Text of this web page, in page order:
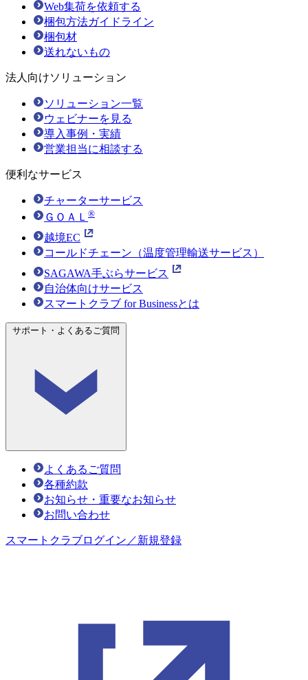
Web集荷を依頼する
梱包方法ガイドライン
梱包材
送れないもの
法人向けソリューション
ソリューション一覧
ウェビナーを見る
導入事例・実績
営業担当に相談する
便利なサービス
チャーターサービス
ＧＯＡＬ ®
越境EC
コールドチェーン（温度管理輸送サービス）
SAGAWA手ぶらサービス
自治体向けサービス
スマートクラブ for Businessとは
サポート・よくあるご質問
よくあるご質問
各種約款
お知らせ・重要なお知らせ
お問い合わせ
スマートクラブログイン／新規登録